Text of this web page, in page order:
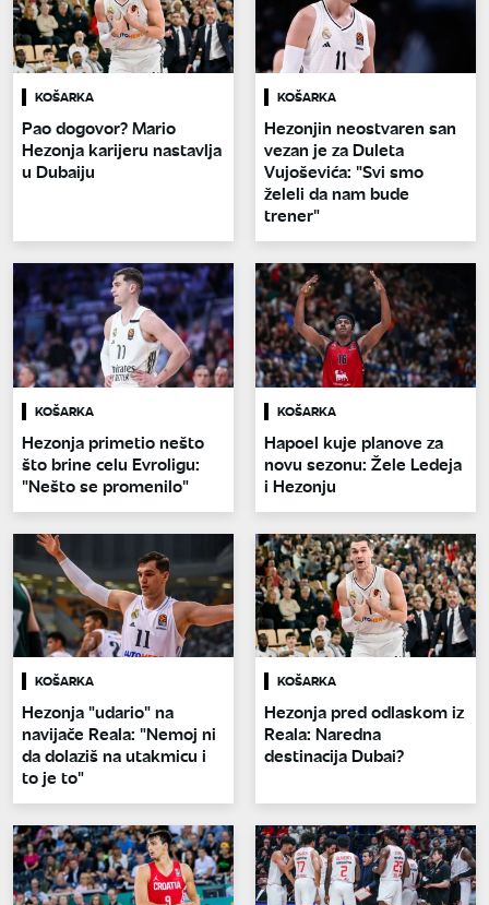
KOŠARKA
Pao dogovor? Mario
Hezonja karijeru nastavlja
u Dubaiju
KOŠARKA
Hezonjin neostvaren san
vezan je za Duleta
Vujoševića: "Svi smo
želeli da nam bude
trener"
KOŠARKA
Hezonja primetio nešto
što brine celu Evroligu:
"Nešto se promenilo"
KOŠARKA
Hapoel kuje planove za
novu sezonu: Žele Ledeja
i Hezonju
KOŠARKA
Hezonja "udario" na
navijače Reala: "Nemoj ni
da dolaziš na utakmicu i
to je to"
KOŠARKA
Hezonja pred odlaskom iz
Reala: Naredna
destinacija Dubai?